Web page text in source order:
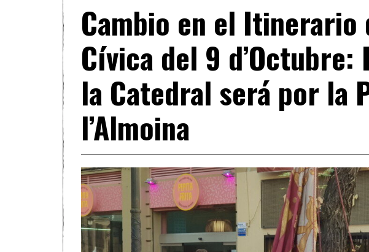
Cambio en el Itinerario
Cívica del 9 d’Octubre:
la Catedral será por la
l’Almoina